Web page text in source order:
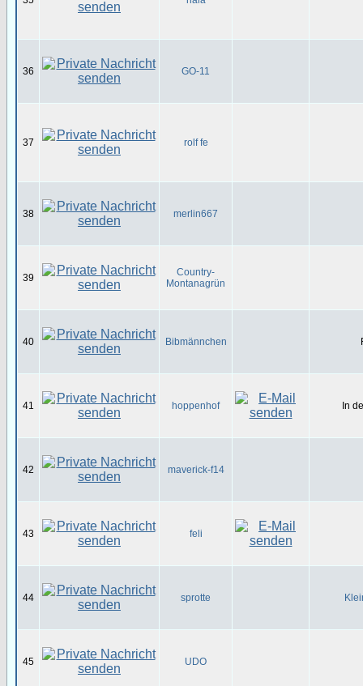
36 GO-11
37 rolf fe
38 merlin667
39
Country-
Montanagrün
40 Bibmännchen
41 hoppenhof In
42 maverick-f14
43 feli
44 sprotte
45 UDO